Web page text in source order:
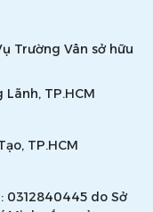
Trường Vân sở hữu
Lãnh, TP.HCM
TP.HCM
0312840445 do Sở